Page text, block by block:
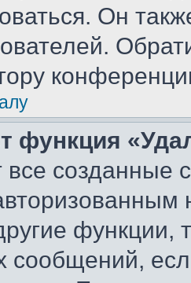
Он
функция
все созданные
функции,
сообщений,